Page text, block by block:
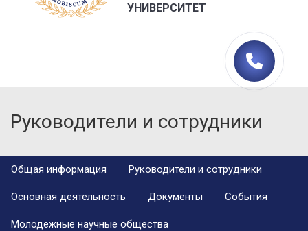
УНИВЕРСИТЕТ
Руководители и сотрудники
Общая информация Руководители и сотрудники
Основная деятельность Документы События
Молодежные научные общества